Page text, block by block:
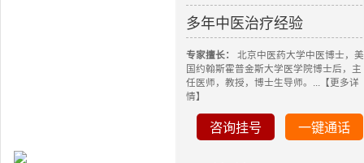
多年中医治疗经验
专家擅长：
北京中医药大学中医博士，美
国约翰斯霍普金斯大学医学院博士后，主
任医师，教授，博士生导师。...【更多详
情】
咨询挂号 一键通话